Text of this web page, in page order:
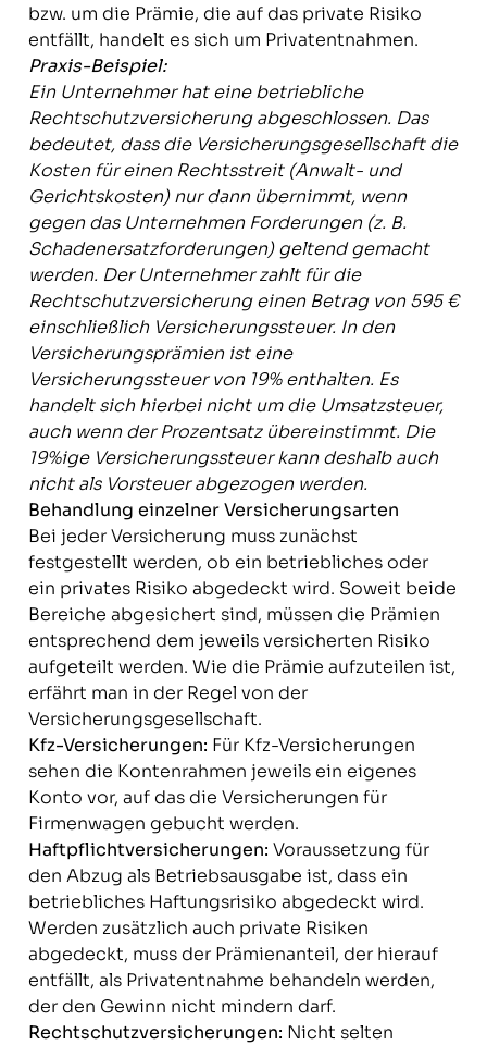
bzw. um die Prämie, die auf das private Risiko
entfällt, handelt es sich um Privatentnahmen.
Praxis-Beispiel:
Ein Unternehmer hat eine betriebliche
Rechtschutzversicherung abgeschlossen. Das
bedeutet, dass die Versicherungsgesellschaft die
Kosten für einen Rechtsstreit (Anwalt- und
Gerichtskosten) nur dann übernimmt, wenn
gegen das Unternehmen Forderungen (z. B.
Schadenersatzforderungen) geltend gemacht
werden. Der Unternehmer zahlt für die
Rechtschutzversicherung einen Betrag von 595 €
einschließlich Versicherungssteuer. In den
Versicherungsprämien ist eine
Versicherungssteuer von 19% enthalten. Es
handelt sich hierbei nicht um die Umsatzsteuer,
auch wenn der Prozentsatz übereinstimmt. Die
19%ige Versicherungssteuer kann deshalb auch
nicht als Vorsteuer abgezogen werden.
Behandlung einzelner Versicherungsarten
Bei jeder Versicherung muss zunächst
festgestellt werden, ob ein betriebliches oder
ein privates Risiko abgedeckt wird. Soweit beide
Bereiche abgesichert sind, müssen die Prämien
entsprechend dem jeweils versicherten Risiko
aufgeteilt werden. Wie die Prämie aufzuteilen ist,
erfährt man in der Regel von der
Versicherungsgesellschaft.
Kfz-Versicherungen: Für Kfz-Versicherungen
sehen die Kontenrahmen jeweils ein eigenes
Konto vor, auf das die Versicherungen für
Firmenwagen gebucht werden.
Haftpflichtversicherungen: Voraussetzung für
den Abzug als Betriebsausgabe ist, dass ein
betriebliches Haftungsrisiko abgedeckt wird.
Werden zusätzlich auch private Risiken
abgedeckt, muss der Prämienanteil, der hierauf
entfällt, als Privatentnahme behandeln werden,
der den Gewinn nicht mindern darf.
Rechtschutzversicherungen: Nicht selten